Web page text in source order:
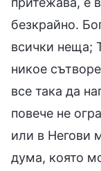
безкрайно.
всички неща;
никое
все така да
повече не
или в Негови
дума, която